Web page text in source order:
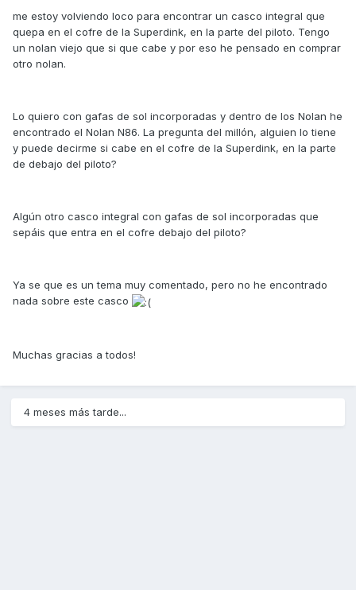
me estoy volviendo loco para encontrar un casco integral que
quepa en el cofre de la Superdink, en la parte del piloto. Tengo
un nolan viejo que si que cabe y por eso he pensado en comprar
otro nolan.
Lo quiero con gafas de sol incorporadas y dentro de los Nolan he
encontrado el Nolan N86. La pregunta del millón, alguien lo tiene
y puede decirme si cabe en el cofre de la Superdink, en la parte
de debajo del piloto?
Algún otro casco integral con gafas de sol incorporadas que
sepáis que entra en el cofre debajo del piloto?
Ya se que es un tema muy comentado, pero no he encontrado
nada sobre este casco
Muchas gracias a todos!
4 meses más tarde...